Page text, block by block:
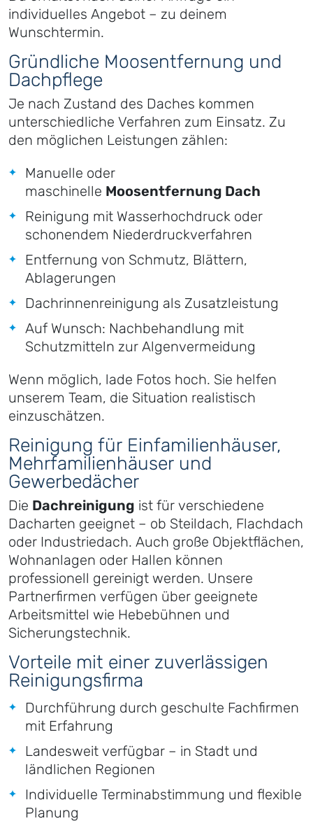
individuelles Angebot – zu deinem
Wunschtermin.
Gründliche Moosentfernung und
Dachpflege
Je nach Zustand des Daches kommen
unterschiedliche Verfahren zum Einsatz. Zu
den möglichen Leistungen zählen:
Manuelle oder
maschinelle Moosentfernung Dach
Reinigung mit Wasserhochdruck oder
schonendem Niederdruckverfahren
Entfernung von Schmutz, Blättern,
Ablagerungen
Dachrinnenreinigung als Zusatzleistung
Auf Wunsch: Nachbehandlung mit
Schutzmitteln zur Algenvermeidung
Wenn möglich, lade Fotos hoch. Sie helfen
unserem Team, die Situation realistisch
einzuschätzen.
Reinigung für Einfamilienhäuser,
Mehrfamilienhäuser und
Gewerbedächer
Die Dachreinigung ist für verschiedene
Dacharten geeignet – ob Steildach, Flachdach
oder Industriedach. Auch große Objektflächen,
Wohnanlagen oder Hallen können
professionell gereinigt werden. Unsere
Partnerfirmen verfügen über geeignete
Arbeitsmittel wie Hebebühnen und
Sicherungstechnik.
Vorteile mit einer zuverlässigen
Reinigungsfirma
Durchführung durch geschulte Fachfirmen
mit Erfahrung
Landesweit verfügbar – in Stadt und
ländlichen Regionen
Individuelle Terminabstimmung und flexible
Planung